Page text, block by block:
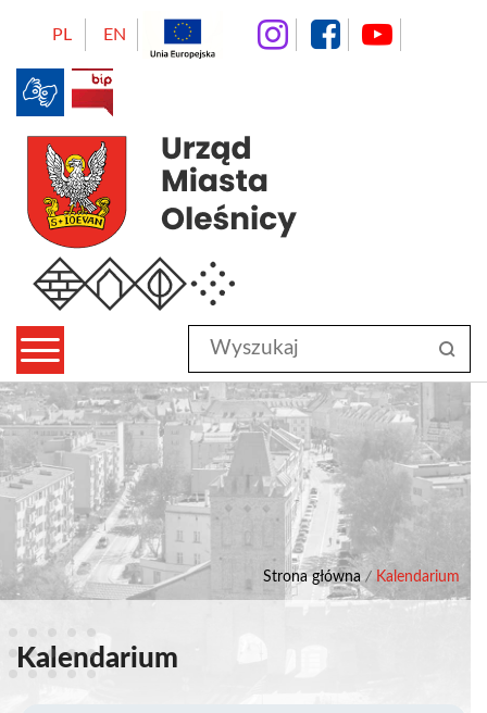
PL EN instagram
Wyszukaj
w
serwisie
Strona główna / Kalendarium
Kalendarium